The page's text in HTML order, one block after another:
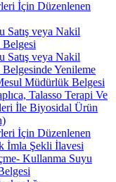
İçin Düzenlenen
Satış veya Nakil
Belgesi
Satış veya Nakil
Yenileme
Müdürlük Belgesi
Talasso Terapi Ve
İle Biyosidal Ürün
İçin Düzenlenen
İmla Şekli İlavesi
Kullanma Suyu